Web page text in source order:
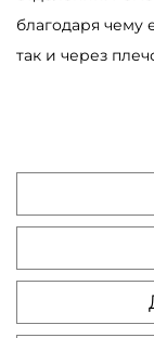
н
а
ж
с
а
благодаря чему
так и через